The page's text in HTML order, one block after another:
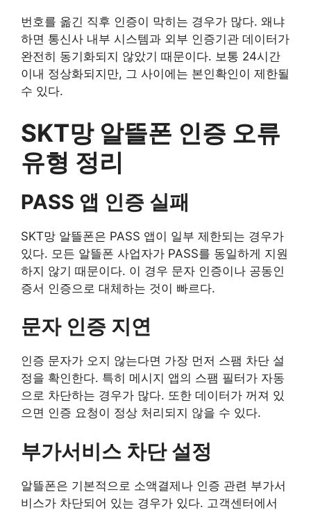
번호를 옮긴 직후 인증이 막히는 경우가 많다. 왜냐
하면 통신사 내부 시스템과 외부 인증기관 데이터가
완전히 동기화되지 않았기 때문이다. 보통 24시간
이내 정상화되지만, 그 사이에는 본인확인이 제한될
수 있다.
SKT망 알뜰폰 인증 오류
유형 정리
PASS 앱 인증 실패
SKT망 알뜰폰은 PASS 앱이 일부 제한되는 경우가
있다. 모든 알뜰폰 사업자가 PASS를 동일하게 지원
하지 않기 때문이다. 이 경우 문자 인증이나 공동인
증서 인증으로 대체하는 것이 빠르다.
문자 인증 지연
인증 문자가 오지 않는다면 가장 먼저 스팸 차단 설
정을 확인한다. 특히 메시지 앱의 스팸 필터가 자동
으로 차단하는 경우가 많다. 또한 데이터가 꺼져 있
으면 인증 요청이 정상 처리되지 않을 수 있다.
부가서비스 차단 설정
알뜰폰은 기본적으로 소액결제나 인증 관련 부가서
비스가 차단되어 있는 경우가 있다. 고객센터에서